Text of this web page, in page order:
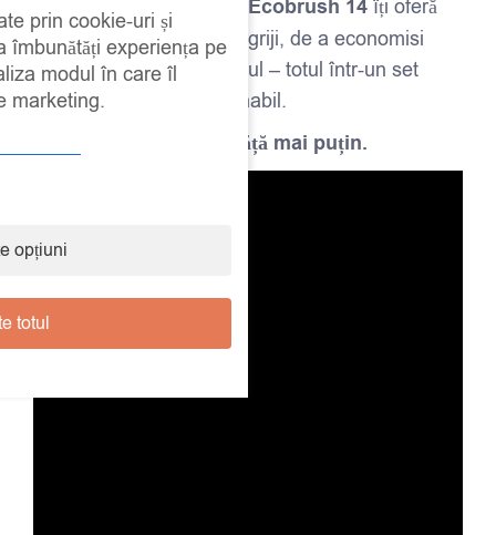
Brushkeeper – Deluxe Ecobrush 14 îți oferă
libertatea de a picta fără griji, de a economisi
timp și de a proteja mediul – totul într-un set
elegant, practic și sustenabil.
Creează mai mult. Curăță mai puțin.
prin cookie-uri și
îmbunătăți experiența pe
modul în care îl
marketing.
opțiuni
totul